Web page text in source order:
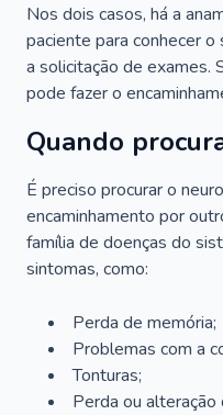
Nos dois casos, há a
paciente para conhecer
a solicitação de exames.
pode fazer o
Quando
É preciso procurar o
encaminhamento por
família de doenças do
sintomas, como:
Perda de memória;
Problemas com a
Tonturas;
Perda ou alteração